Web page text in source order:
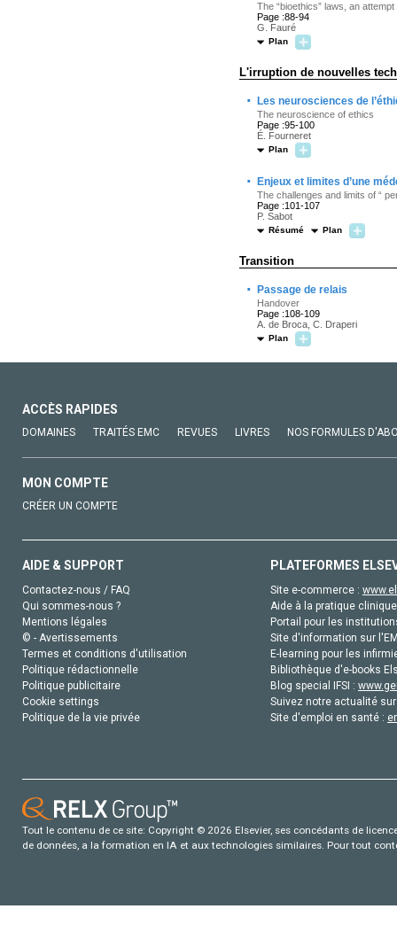
The “bioethics” laws, an
Page :88-94
G. Fauré
Plan
L'irruption de nouvelles
· Les neurosciences de
The neuroscience of ethics
Page :95-100
É. Fourneret
Plan
· Enjeux et limites d’une
The challenges and limits of “
Page :101-107
P. Sabot
Résumé Plan
Transition
· Passage de relais
Handover
Page :108-109
A. de Broca, C. Draperi
Plan
ACCÈS RAPIDES
DOMAINES TRAITÉS EMC REVUES LIVRES NOS FORMULES
MON COMPTE
CRÉER UN COMPTE
AIDE & SUPPORT
Contactez-nous / FAQ
Qui sommes-nous ?
Mentions légales
© - Avertissements
Termes et conditions d'utilisation
Politique rédactionnelle
Politique publicitaire
Cookie settings
Politique de la vie privée
PLATEFORMES
Site e-commerce :
Aide à la pratique
Portail pour les
Site d'information sur
E-learning pour les
Bibliothèque d'e-books
Blog special IFSI :
Suivez notre actualité
Site d'emploi en santé :
Tout le contenu de ce site: Copyright © 2026 Elsevier, ses concédants de
de données, a la formation en IA et aux technologies similaires. Pour tout